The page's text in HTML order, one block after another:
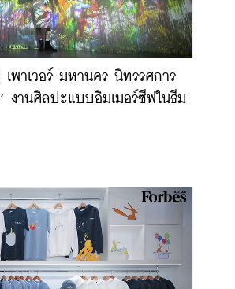
พาเวอร์ มหานคร นิทรรศการ
งานศิลปะแบบอิมเมอร์ซีฟในธีม